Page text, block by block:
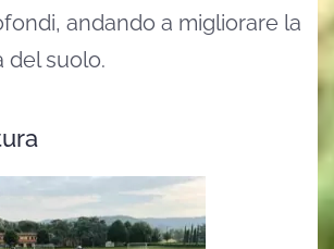
andando a migliorare la
del suolo.